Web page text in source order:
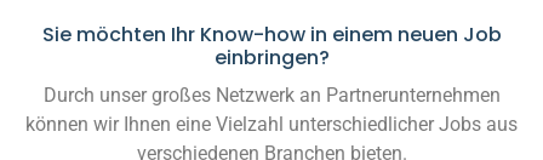
Sie möchten Ihr Know-how in einem neuen Job
einbringen?
Durch unser großes Netzwerk an Partnerunternehmen
können wir Ihnen eine Vielzahl unterschiedlicher Jobs aus
verschiedenen Branchen bieten.